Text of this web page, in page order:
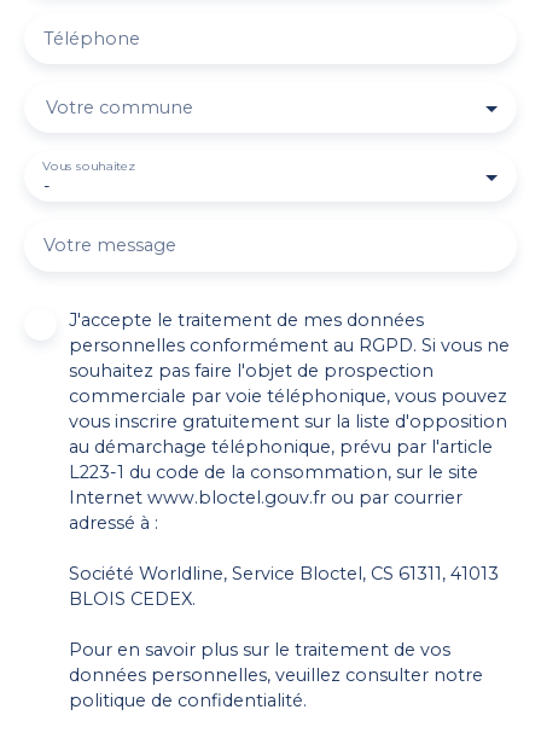
Téléphone
Votre commune
-
Vous souhaitez
Votre message
J'accepte le traitement de mes données
personnelles conformément au RGPD. Si vous ne
souhaitez pas faire l'objet de prospection
commerciale par voie téléphonique, vous pouvez
vous inscrire gratuitement sur la liste d'opposition
au démarchage téléphonique, prévu par l'article
L223-1 du code de la consommation, sur le site
Internet www.bloctel.gouv.fr ou par courrier
adressé à :
Société Worldline, Service Bloctel, CS 61311, 41013
BLOIS CEDEX.
Pour en savoir plus sur le traitement de vos
données personnelles, veuillez consulter notre
politique de confidentialité.